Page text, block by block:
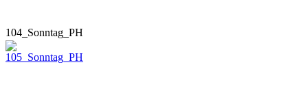
104_Sonntag_PH